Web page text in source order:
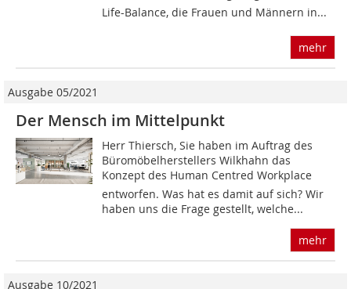
Life-Balance, die Frauen und Männern in...
mehr
Ausgabe 05/2021
Der Mensch im Mittelpunkt
Herr Thiersch, Sie haben im Auftrag des
Büromöbelherstellers Wilkhahn das
Konzept des Human Centred Workplace
entworfen. Was hat es damit auf sich? Wir
haben uns die Frage gestellt, welche...
mehr
Ausgabe 10/2021